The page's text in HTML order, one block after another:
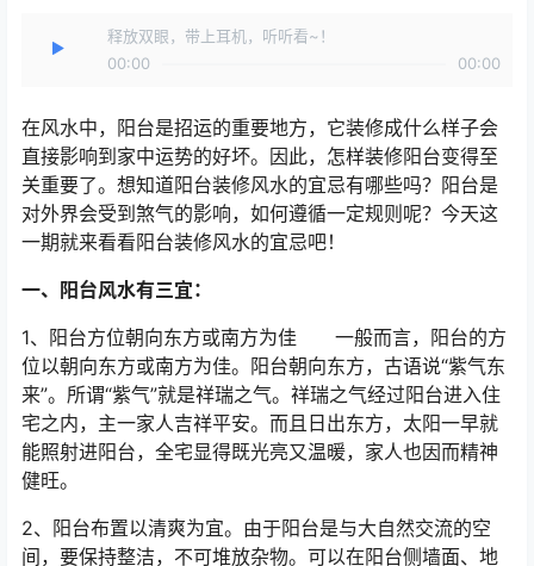
释放双眼，带上耳机，听听看~！
00:00
00:00
在风水中，阳台是招运的重要地方，它装修成什么样子会
直接影响到家中运势的好坏。因此，怎样装修阳台变得至
关重要了。想知道阳台装修风水的宜忌有哪些吗？阳台是
对外界会受到煞气的影响，如何遵循一定规则呢？今天这
一期就来看看阳台装修风水的宜忌吧！
一、阳台风水有三宜：
1、阳台方位朝向东方或南方为佳 一般而言，阳台的方
位以朝向东方或南方为佳。阳台朝向东方，古语说“紫气东
来”。所谓“紫气”就是祥瑞之气。祥瑞之气经过阳台进入住
宅之内，主一家人吉祥平安。而且日出东方，太阳一早就
能照射进阳台，全宅显得既光亮又温暖，家人也因而精神
健旺。
2、阳台布置以清爽为宜。由于阳台是与大自然交流的空
间，要保持整洁，不可堆放杂物。可以在阳台侧墙面、地